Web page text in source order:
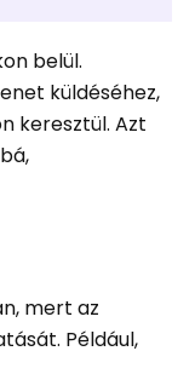
belül.
küldéséhez,
keresztül. Azt
mert az
Például,